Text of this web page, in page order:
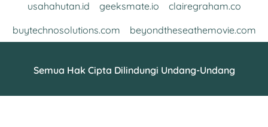
usahahutan.id geeksmate.io
clairegraham.co
buytechnosolutions.com
beyondtheseathemovie.com
Semua Hak Cipta Dilindungi Undang-Undang